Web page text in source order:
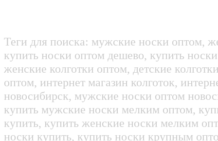
Теги для поиска: мужские носки оптом,
купить носки оптом дешево, купить
женские колготки оптом, детские
оптом, интернет магазин колготок,
новосибирск, мужские носки оптом
купить мужские носки мелким оптом,
купить, купить женские носки мелким
носки купить, купить носки крупным